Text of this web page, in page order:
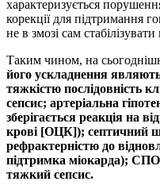
характеризується
корекції для підтримання
не в змозі сам стабілізувати
Таким чином, на
його ускладнення
тяжкістю послідовність
сепсис; артеріальна
зберігається реакція на
крові [ОЦК]); септичний
рефрактерністю до
підтримка міокарда);
тяжкий сепсис.